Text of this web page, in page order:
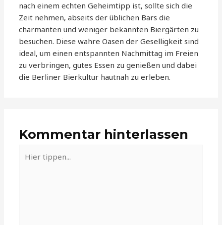
nach einem echten Geheimtipp ist, sollte sich die
Zeit nehmen, abseits der üblichen Bars die
charmanten und weniger bekannten Biergärten zu
besuchen. Diese wahre Oasen der Geselligkeit sind
ideal, um einen entspannten Nachmittag im Freien
zu verbringen, gutes Essen zu genießen und dabei
die Berliner Bierkultur hautnah zu erleben.
Kommentar hinterlassen
tippen...